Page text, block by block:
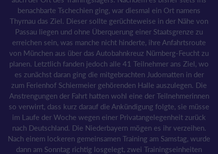
benachbarte Tschechien ging, war diesmal ein Ort namens
Thyrnau das Ziel. Dieser sollte gerüchteweise in der Nähe von
Passau liegen und ohne Überquerung einer Staatsgrenze zu
erreichen sein, was manche nicht hinderte, ihre Anfahrtsroute
von München aus über das Autobahnkreuz Nürnberg-Feucht zu
planen. Letztlich fanden jedoch alle 41 Teilnehmer ans Ziel, wo
es zunächst daran ging die mitgebrachten Judomatten in der
zum Ferienhof Schiermeier gehörenden Halle auszulegen. Die
Anstrengungen der Fahrt hatten wohl eine der Teilnehmerinnen
so verwirrt, dass kurz darauf die Ankündigung folgte, sie müsse
im Laufe der Woche wegen einer Privatangelegenheit zurück
nach Deutschland. Die Niederbayern mögen es ihr verzeihen.
Nach einem lockeren gemeinsamen Training am Samstag, wurde
dann am Sonntag richtig losgelegt, zwei Trainingseinheiten